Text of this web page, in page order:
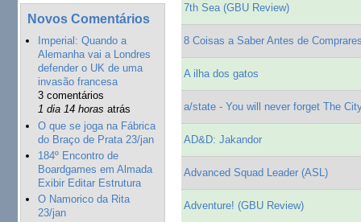
Novos Comentários
Imperial: Quando a
Alemanha vai a Londres
defender o UK de uma
invasão francesa
3 comentários
1 dia 14 horas atrás
O que se joga na Fábrica
do Braço de Prata 23/jan
184º Encontro de
Boardgames em Almada
Exibir Editar Estrutura
O Namorico da Rita
23/jan
7th Sea (GBU Review)
8 Coisas a Saber Antes de
A ilha dos gatos
a/state - You will never forget The
AD&D: Jakandor
Advanced Squad Leader (ASL)
Adventure! (GBU Review)